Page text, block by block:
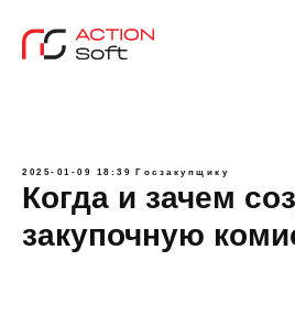
2025-01-09 18:39 Госзакупщику
Когда и зачем
закупочную